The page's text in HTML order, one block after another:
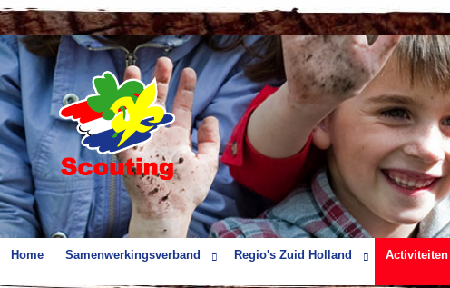
Home Samenwerkingsverband Regio's Zuid Holland Activiteiten